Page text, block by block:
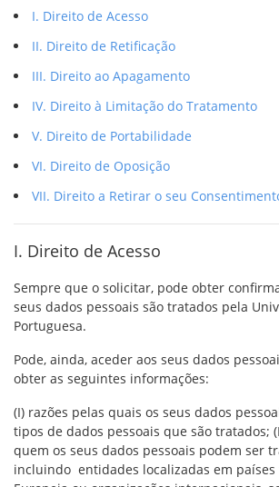
I. Direito de Acesso
II. Direito de Retificação
III. Direito ao Apagamento
IV. Direito à Limitação do Tratamento
V. Direito de Portabilidade
VI. Direito de Oposição
VII. Direito a Retirar o seu
I. Direito de Acesso
Sempre que o solicitar, pode obter
seus dados pessoais são tratados pela
Portuguesa.
Pode, ainda, aceder aos seus dados
obter as seguintes informações:
(I) razões pelas quais os seus dados
tipos de dados pessoais que são tratados;
quem os seus dados pessoais podem ser
incluindo entidades localizadas em